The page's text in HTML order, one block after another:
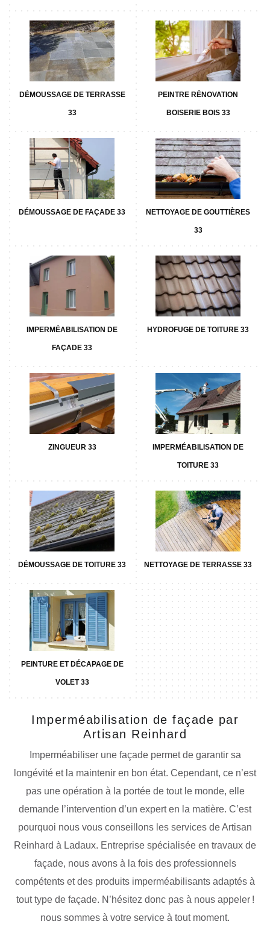
DÉMOUSSAGE DE TERRASSE
33
PEINTRE RÉNOVATION
BOISERIE BOIS 33
DÉMOUSSAGE DE FAÇADE 33 NETTOYAGE DE GOUTTIÈRES
33
IMPERMÉABILISATION DE
FAÇADE 33
HYDROFUGE DE TOITURE 33
ZINGUEUR 33 IMPERMÉABILISATION DE
TOITURE 33
DÉMOUSSAGE DE TOITURE 33 NETTOYAGE DE TERRASSE 33
PEINTURE ET DÉCAPAGE DE
VOLET 33
Imperméabilisation de façade par
Artisan Reinhard
Imperméabiliser une façade permet de garantir sa
longévité et la maintenir en bon état. Cependant, ce n’est
pas une opération à la portée de tout le monde, elle
demande l’intervention d’un expert en la matière. C’est
pourquoi nous vous conseillons les services de Artisan
Reinhard à Ladaux. Entreprise spécialisée en travaux de
façade, nous avons à la fois des professionnels
compétents et des produits imperméabilisants adaptés à
tout type de façade. N’hésitez donc pas à nous appeler !
nous sommes à votre service à tout moment.